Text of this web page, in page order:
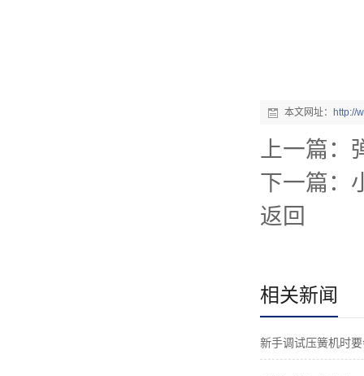
本文网址： http://
上一篇：
下一篇：
返回
相关新闻
新手调试压簧机时